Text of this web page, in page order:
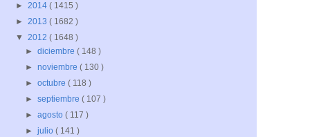
► 2014 ( 1415 )
► 2013 ( 1682 )
▼ 2012 ( 1648 )
►diciembre( 148 )
►noviembre( 130 )
►octubre( 118 )
►septiembre( 107 )
►agosto( 117 )
►julio( 141 )